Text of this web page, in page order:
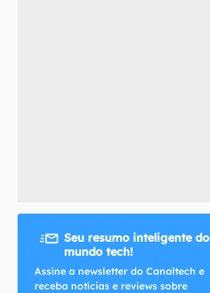
de Privacidade do Canaltech.
Seu resumo inteligente do
mundo tech!
Assine a newsletter do Canaltech e
receba notícias e reviews sobre